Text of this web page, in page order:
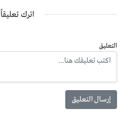
اترك تعليقاً
التعليق